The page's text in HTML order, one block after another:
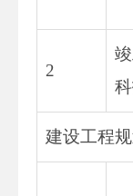
2
建设工程